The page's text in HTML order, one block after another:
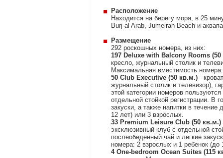
Расположение
Находится на берегу моря, в 25
Burj al Arab, Jumeirah Beach и
Размещение
292 роскошных номера, из них:
197 Deluxe with Balcony Rooms
кресло, журнальный столик и
Максимальная вместимость
50 Club Executive (50 кв.м.) -
журнальный столик и телевизор),
этой категории номеров
отдельной стойкой регистрации. В
закуски, а также напитки в
12 лет) или 3 взрослых.
33 Premium Leisure Club (50 кв.м.)
эксклюзивный клуб с отдельной
послеобеденный чай и легкие
номера: 2 взрослых и 1 ребенок (до
4 One-bedroom Ocean Suites (115